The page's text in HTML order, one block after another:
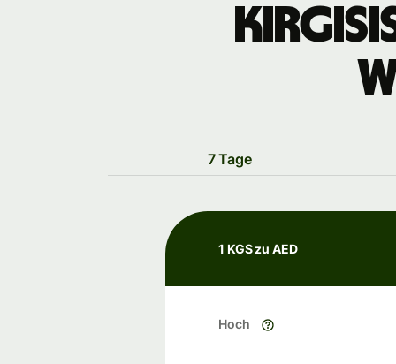
7 Tage
1 KGS zu AED
Hoch